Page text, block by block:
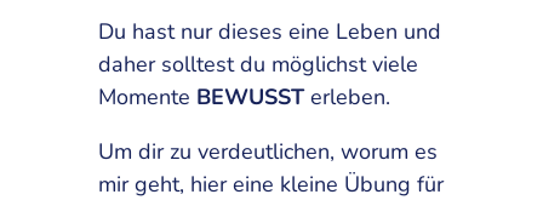
Du hast nur dieses eine Leben und
daher solltest du möglichst viele
Momente BEWUSSTerleben.
Um dir zu verdeutlichen, worum es
mir geht, hier eine kleine Übung für